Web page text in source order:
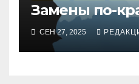
Замены по-
СЕН 27, 2025